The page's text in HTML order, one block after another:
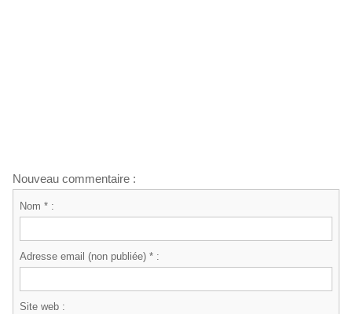
Nouveau commentaire :
Nom * :
Adresse email (non publiée) * :
Site web :